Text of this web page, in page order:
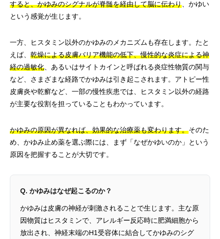
すると、かゆみのシグナルが脊髄を経由して脳に伝わり 、かゆい
という感覚が生じます。
一方、ヒスタミン以外のかゆみのメカニズムも存在します。たと
えば、 乾燥による皮膚バリア機能の低下、慢性的な炎症による神
経の過敏化 、あるいはサイトカインと呼ばれる炎症性物質の関与
など、さまざまな経路でかゆみは引き起こされます。アトピー性
皮膚炎や乾癬など、一部の慢性疾患では、ヒスタミン以外の経路
が主要な役割を担っていることもわかっています。
かゆみの原因が異なれば、効果的な治療薬も変わります。そのた
め、かゆみ止め薬を選ぶ際には、まず「なぜかゆいのか」という
原因を把握することが大切です。
Q. かゆみはなぜ起こるのか？
かゆみは皮膚の神経が刺激されることで生じます。主な原
因物質はヒスタミンで、アレルギー反応時に肥満細胞から
放出され、神経末端のH1受容体に結合してかゆみのシグ